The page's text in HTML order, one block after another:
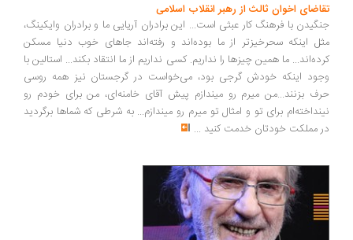
اخوان ثالث از رهبر انقلاب اسلامی
با فرهنگ کار عبثی است... این برادران آریایی ما و برادران وایکینگ،
اینکه سحرخیزتر از ما بوده‌اند و رفته‌اند جاهای خوب دنیا مسکن
ما همین چیزها را نداریم. کسی نداریم از ما انتقاد بکند... استالین با
اینکه خودش گرجی بود، می‌خواست در گرجستان نیز همه روسی
بزنند...من میرم رو میندازم پیش آقای خامنه‌ای، من برای خودم رو
برای تو و امثال تو میرم رو میندازم... به شرطی که شماها برگردید
مملکت خودتان خدمت کنید...